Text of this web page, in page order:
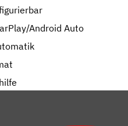
Android Auto